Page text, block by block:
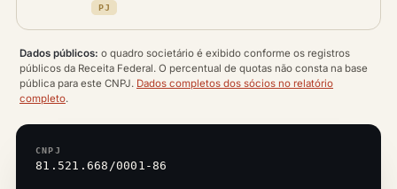
PJ
Dados públicos: o quadro societário é exibido conforme os registros
públicos da Receita Federal. O percentual de quotas não consta na base
pública para este CNPJ. Dados completos dos sócios no relatório
completo.
CNPJ
81.521.668/0001-86